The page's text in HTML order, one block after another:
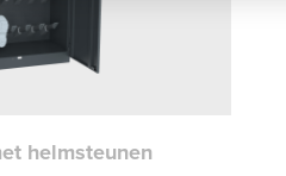
helmsteunen